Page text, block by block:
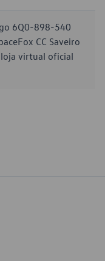
6Q0-898-540
CC Saveiro
loja virtual oficial